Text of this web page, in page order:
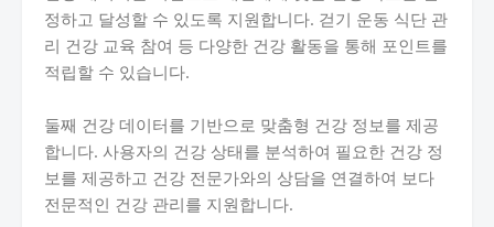
정하고 달성할 수 있도록 지원합니다. 걷기 운동 식단 관
리 건강 교육 참여 등 다양한 건강 활동을 통해 포인트를
적립할 수 있습니다.
둘째 건강 데이터를 기반으로 맞춤형 건강 정보를 제공
합니다. 사용자의 건강 상태를 분석하여 필요한 건강 정
보를 제공하고 건강 전문가와의 상담을 연결하여 보다
전문적인 건강 관리를 지원합니다.